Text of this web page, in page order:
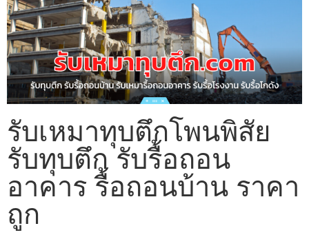
รับเหมาทุบตึกโพนพิสัย
รับทุบตึก รับรื้อถอน
อาคาร รื้อถอนบ้าน ราคา
ถูก